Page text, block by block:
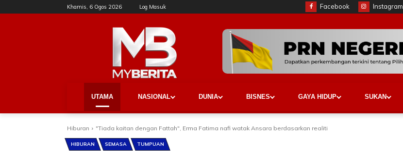
Khamis, 6 Ogos 2026 Log Masuk Facebook Instagram
UTAMA NASIONAL DUNIA BISNES GAYA HIDUP SUKAN
Hiburan "Tiada kaitan dengan Fattah", Erma Fatima nafi watak Ansara berdasarkan realiti
HIBURAN SEMASA TUMPUAN